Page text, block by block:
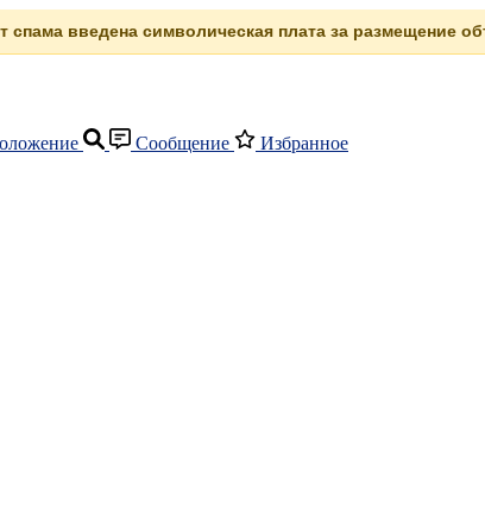
спама введена символическая плата за размещение
Сообщение Избранное